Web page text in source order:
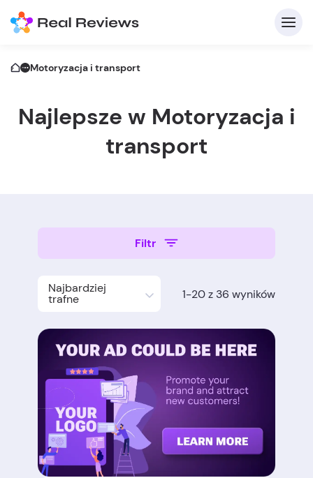
Motoryzacja i transport
Najlepsze w Motoryzacja i
transport
Filtr
Najbardziej
trafne 1-20 z 36 wyników